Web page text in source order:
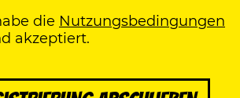
die Nutzungsbedingungen
akzeptiert.